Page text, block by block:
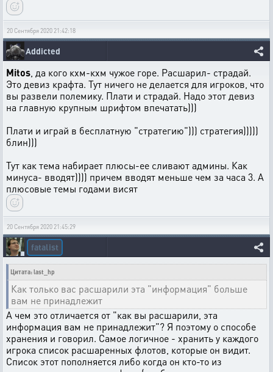
20 Сентября 2020 21:42:18
Addicted
Mitos , да кого кхм-кхм чужое горе. Расшарил- страдай.
Это девиз крафта. Тут ничего не делается для игроков, что
вы развели полемику. Плати и страдай. Надо этот девиз
на главную крупным шрифтом впечатать)))
Плати и играй в бесплатную "стратегию"))) стратегия)))))
блин)))
Тут как тема набирает плюсы-ее сливают админы. Как
минуса- вводят)))) причем вводят меньше чем за часа 3. А
плюсовые темы годами висят
20 Сентября 2020 21:45:29
fatalist
Цитата: last_hp
Как только вас расшарили эта "информация" больше
вам не принадлежит
А чем это отличается от "как вы расшарили, эта
информация вам не принадлежит"? Я поэтому о способе
хранения и говорил. Самое логичное - хранить у каждого
игрока список расшаренных флотов, которые он видит.
Список этот пополняется либо когда он кто-то из